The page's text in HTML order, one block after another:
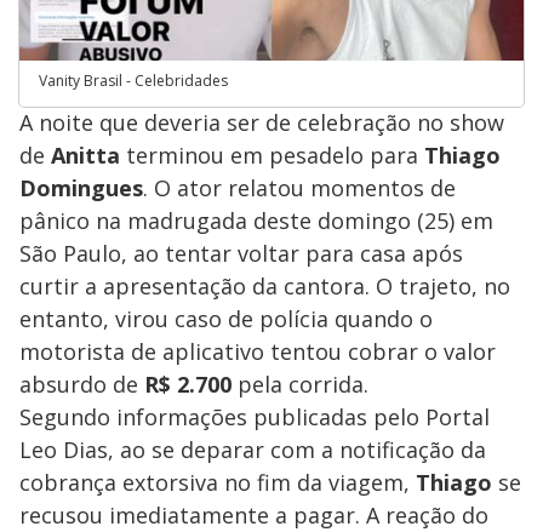
Vanity Brasil - Celebridades
​A noite que deveria ser de celebração no show
de Anitta terminou em pesadelo para Thiago
Domingues. O ator relatou momentos de
pânico na madrugada deste domingo (25) em
São Paulo, ao tentar voltar para casa após
curtir a apresentação da cantora. O trajeto, no
entanto, virou caso de polícia quando o
motorista de aplicativo tentou cobrar o valor
absurdo de R$ 2.700 pela corrida.
​Segundo informações publicadas pelo Portal
Leo Dias, ao se deparar com a notificação da
cobrança extorsiva no fim da viagem, Thiago se
recusou imediatamente a pagar. A reação do